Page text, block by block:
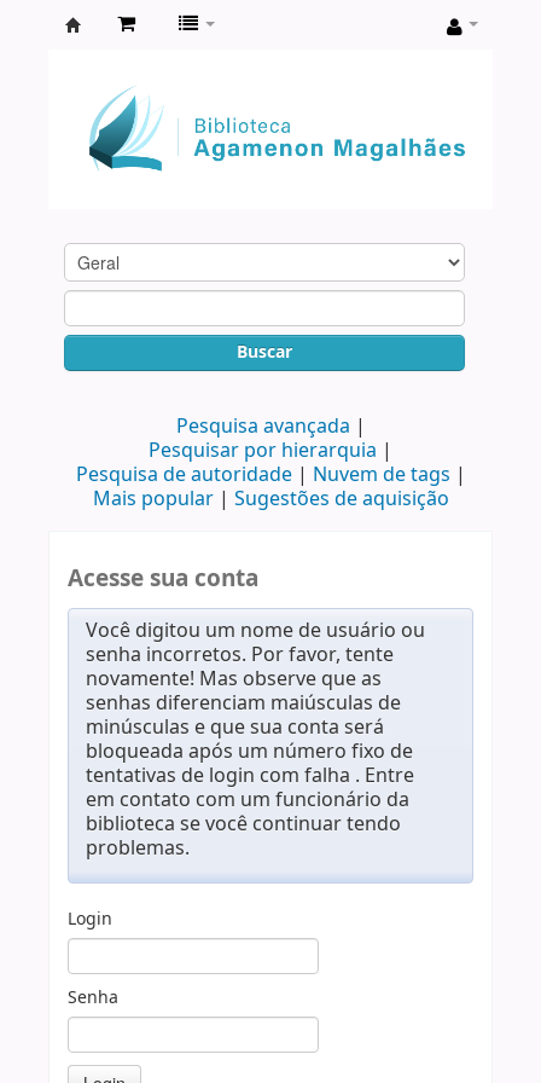
Agamenon
Magalhães
Buscar
Pesquisa avançada
Pesquisar por hierarquia
Pesquisa de autoridade
Nuvem de tags
Mais popular
Sugestões de aquisição
Acesse sua conta
Você digitou um nome de usuário ou
senha incorretos. Por favor, tente
novamente! Mas observe que as
senhas diferenciam maiúsculas de
minúsculas e que sua conta será
bloqueada após um número fixo de
tentativas de login com falha . Entre
em contato com um funcionário da
biblioteca se você continuar tendo
problemas.
Login
Senha